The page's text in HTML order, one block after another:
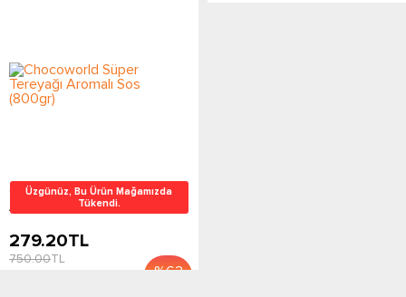
Üzgünüz, Bu Ürün Mağamızda
Tükendi.
Chocoworld Süper Tereyağı
Aromalı Sos (800gr)
%63
279.20TL
750.00TL